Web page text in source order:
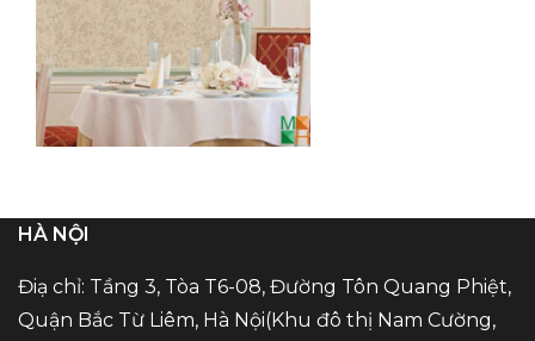
HÀ NỘI
Điạ chỉ: Tầng 3, Tòa T6-08, Đường Tôn Quang Phiệt,
Quận Bắc Từ Liêm, Hà Nội(Khu đô thị Nam Cường,